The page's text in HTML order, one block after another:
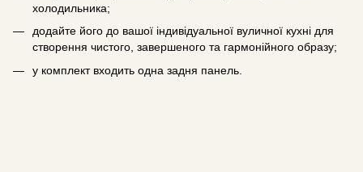
холодильника;
додайте його до вашої індивідуальної вуличної кухні для
створення чистого, завершеного та гармонійного образу;
у комплект входить одна задня панель.